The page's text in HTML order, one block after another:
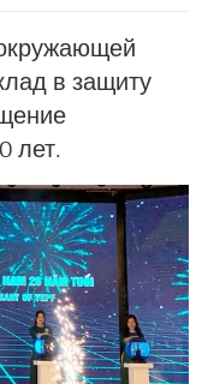
в защиту
лет.